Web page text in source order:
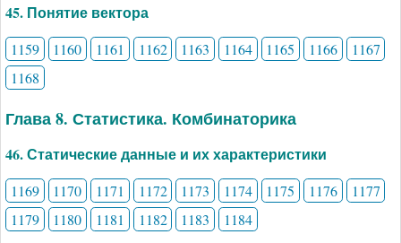
45. Понятие вектора
1159 1160 1161 1162 1163 1164 1165 1166
1167
1168
Глава 8. Статистика. Комбинаторика
46. Статические данные и их характеристики
1169 1170 1171 1172 1173 1174 1175 1176
1177
1179
1180 1181 1182 1183 1184